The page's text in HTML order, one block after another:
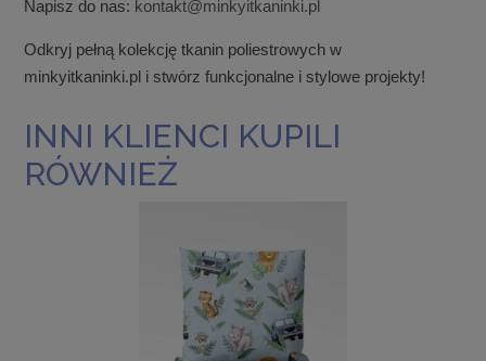
Napisz do nas: kontakt@minkyitkaninki.pl
Odkryj pełną kolekcję tkanin poliestrowych w
minkyitkaninki.pl i stwórz funkcjonalne i stylowe projekty!
INNI KLIENCI KUPILI
RÓWNIEŻ